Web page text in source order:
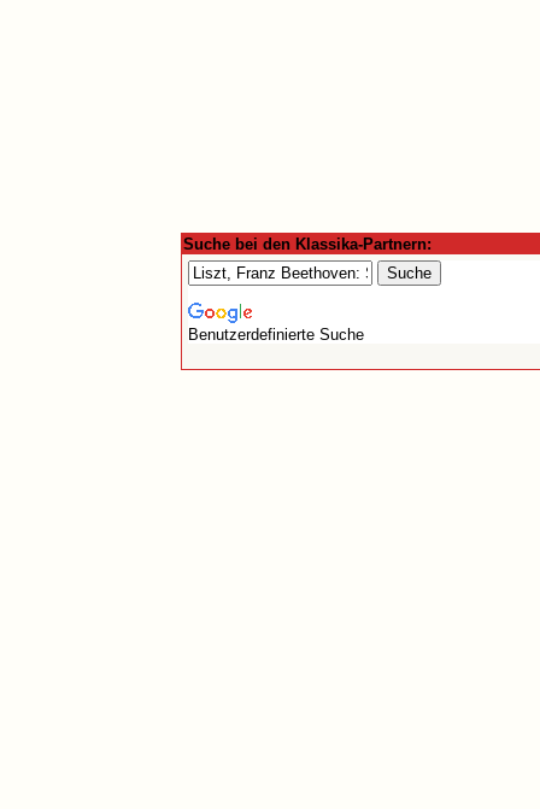
Suche bei den Klassika-Partnern:
Benutzerdefinierte Suche